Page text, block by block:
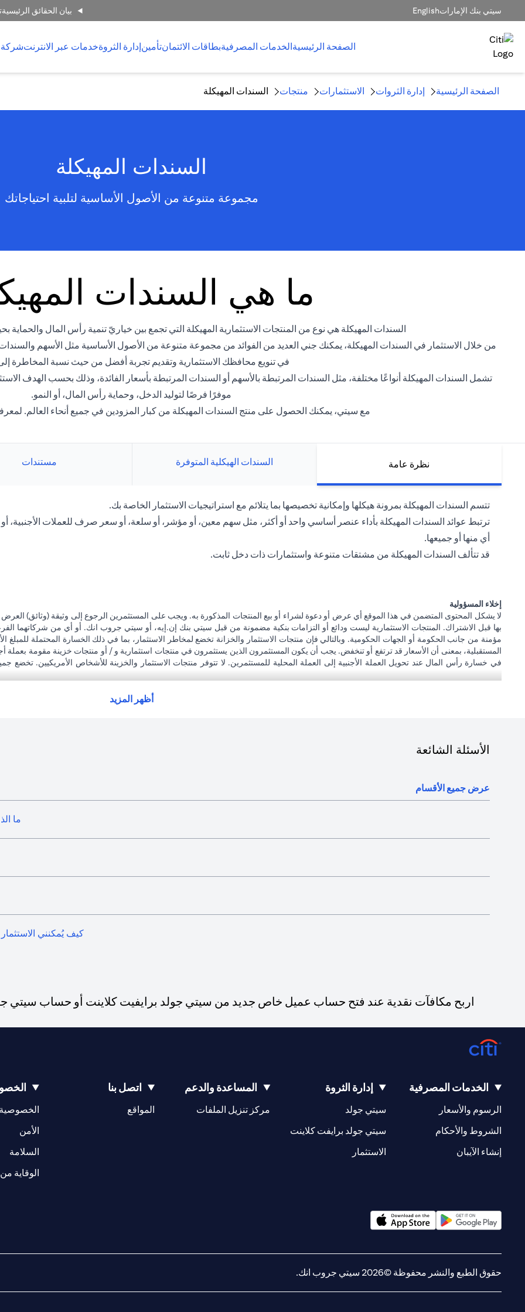
سيتي بنك الإماراتEnglish بيان الحقائق الرئيسية
الصفحة الرئيسيةالخدمات المصرفيةبطاقات الائتمانتأمينإدارة الثروةخدمات عبر الانترنتشركة
الصفحة الرئيسية إدارة الثروات الاستثمارات منتجات السندات المهيكلة
السندات المهيكلة
مجموعة متنوعة من الأصول الأساسية لتلبية احتياجاتك
ما هي السندات
السندات المهيكلة هي نوع من المنتجات الاستثمارية المهيكلة التي تجمع بين خياريّ تنمية رأس المال والحماية
من خلال الاستثمار في السندات المهيكلة، يمكنك جني العديد من الفوائد من مجموعة متنوعة من الأصول الأساسية مثل الأسهم
في تنويع محافظك الاستثمارية وتقديم تجربة أفضل من حيث نسبة المخاطرة إلى
تشمل السندات المهيكلة أنواعًا مختلفة، مثل السندات المرتبطة بالأسهم أو السندات المرتبطة بأسعار الفائدة، وذلك بحسب الهدف
موفرًا فرصًا لتوليد الدخل، وحماية رأس المال، أو النمو.
مع سيتي، يمكنك الحصول على منتج السندات المهيكلة من كبار المزودين في جميع أنحاء العالم.
نظرة عامة السندات الهيكلية المتوفرة مستندات
تتسم السندات المهيكلة بمرونة هيكلها وإمكانية تخصيصها بما يتلائم مع استراتيجيات الاستثمار الخاصة بك.
ترتبط عوائد السندات المهيكلة بأداء عنصر أساسي واحد أو أكثر، مثل سهم معين، أو مؤشر، أو سلعة، أو سعر صرف للعملات الأجنبية،
أي منها أو جميعها.
قد تتألف السندات المهيكلة من مشتقات متنوعة واستثمارات ذات دخل ثابت.
إخلاء المسؤولية
لا يشكل المحتوى المتضمن في هذا الموقع أي عرض أو دعوة لشراء أو بيع المنتجات المذكورة به. ويجب على المستثمرين الرجوع إلى وثيقة (وثائق)
بها قبل الاشتراك. المنتجات الاستثمارية ليست ودائع أو التزامات بنكية مضمونة من قبل سيتي بنك إن.إيه، أو سيتي جروب انك. أو أي من شركاتهما
مؤمنة من جانب الحكومة أو الجهات الحكومية. وبالتالي فإن منتجات الاستثمار والخزانة تخضع لمخاطر الاستثمار، بما في ذلك الخسارة المحتملة للمبلغ
المستقبلية، بمعنى أن الأسعار قد ترتفع أو تنخفض. يجب أن يكون المستثمرون الذين يستثمرون في منتجات استثمارية و / أو منتجات خزينة مقومة بعملة
في خسارة رأس المال عند تحويل العملة الأجنبية إلى العملة المحلية للمستثمرين. لا تتوفر منتجات الاستثمار والخزينة للأشخاص الأمريكيين. تخضع
و/أو ضريبية وليس مسؤولاً عن تقديم المشورة للعميل بشأن القوانين المطبقة على معاملاته. لا يوفر سيتي بنك الإمارات مراقبة مستمرة لممتلكات العملاء
أظهر المزيد
الأسئلة الشائعة
عرض جميع الأقسام
ما
كيف يُمكنني
اربح مكافآت نقدية عند فتح حساب عميل خاص جديد من سيتي جولد برايفيت كلاينت أو حساب سيتي
الخدمات المصرفية
الرسوم والأسعار
opens in a new tab
الشروط والأحكام opens in a new tab
إنشاء الآيبان opens in a new tab
إدارة الثروة
سيتي جولد opens in a new tab
سيتي جولد برايفت كلاينت
الاستثمار
المساعدة والدعم
مركز تنزيل الملفات
اتصل بنا
المواقعopens in a new tab الخصوصية
الأمن
السلامة
الوقاية
حقوق الطبع والنشر محفوظة ©2026 سيتي جروب انك.